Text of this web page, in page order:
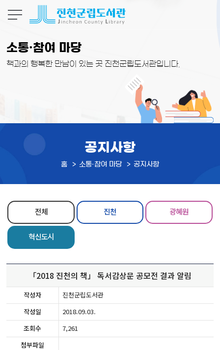
소통·참여 마당
책과의 행복한 만남이 있는 곳 진천군립도서관입니다.
공지사항
홈 소통·참여 마당 공지사항
전체 진천 광혜원
혁신도시
「2018 진천의 책」 독서감상문 공모전 결과 알림
작성자
진천군립도서관
작성일
2018.09.03.
조회수
7,261
첨부파일